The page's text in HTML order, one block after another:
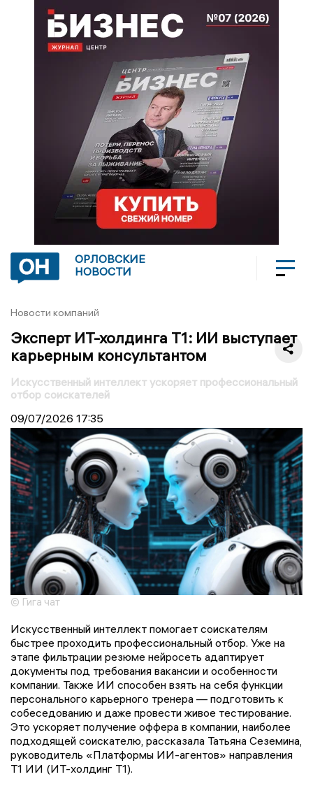
ОРЛОВСКИЕ
НОВОСТИ
Новости компаний
Эксперт ИТ-холдинга Т1: ИИ выступает
карьерным консультантом
Искусственный интеллект ускоряет профессиональный
отбор соискателей
09/07/2026 17:35
© Гига чат
Искусственный интеллект помогает соискателям
быстрее проходить профессиональный отбор. Уже на
этапе фильтрации резюме нейросеть адаптирует
документы под требования вакансии и особенности
компании. Также ИИ способен взять на себя функции
персонального карьерного тренера — подготовить к
собеседованию и даже провести живое тестирование.
Это ускоряет получение оффера в компании, наиболее
подходящей соискателю, рассказала Татьяна Сеземина,
руководитель «Платформы ИИ-агентов» направления
Т1 ИИ (ИТ-холдинг Т1).